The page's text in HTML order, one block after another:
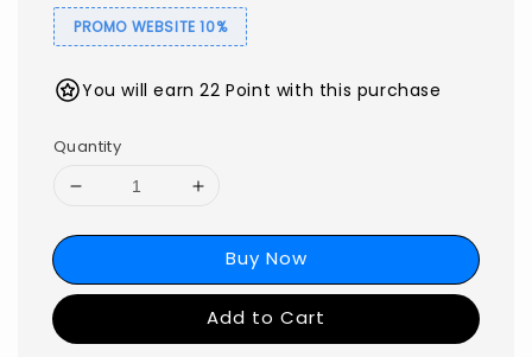
PROMO WEBSITE 10%
You will earn 22 Point with this purchase
Quantity
Buy Now
Add to Cart